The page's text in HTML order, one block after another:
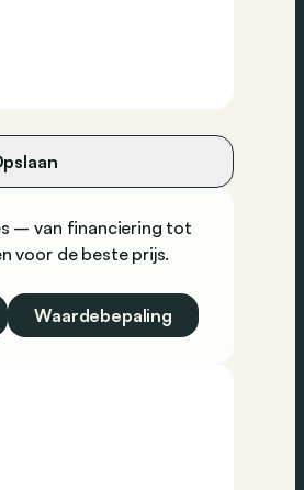
– van financiering tot
voor de beste prijs.
Waardebepaling